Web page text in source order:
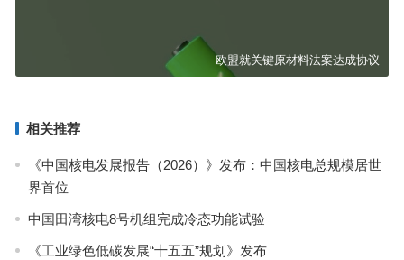
欧盟就关键原材料法案达成协议
相关推荐
《中国核电发展报告（2026）》发布：中国核电总规模居世
界首位
中国田湾核电8号机组完成冷态功能试验
《工业绿色低碳发展“十五五”规划》发布